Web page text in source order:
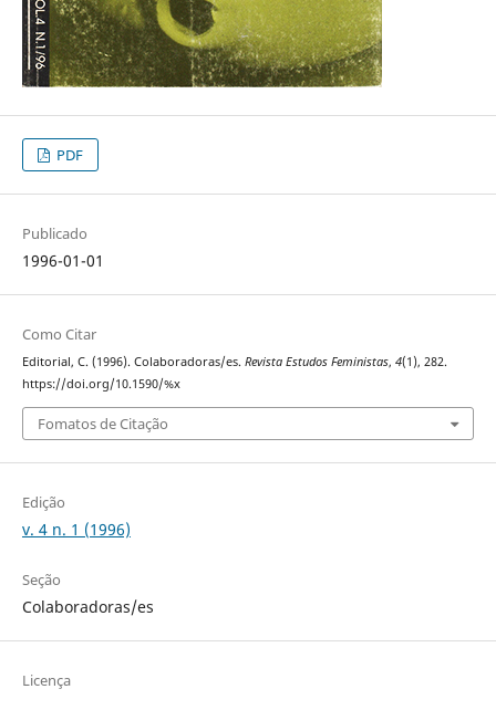
PDF
Publicado
1996-01-01
Como Citar
Editorial, C. (1996). Colaboradoras/es. Revista Estudos Feministas, 4(1), 282.
https://doi.org/10.1590/%x
Fomatos de Citação
Edição
v. 4 n. 1 (1996)
Seção
Colaboradoras/es
Licença